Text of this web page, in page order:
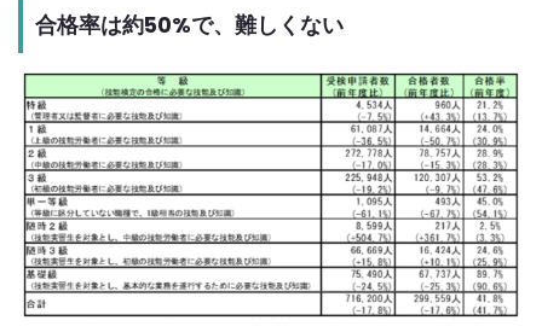
合格率は約50%で、難しくない